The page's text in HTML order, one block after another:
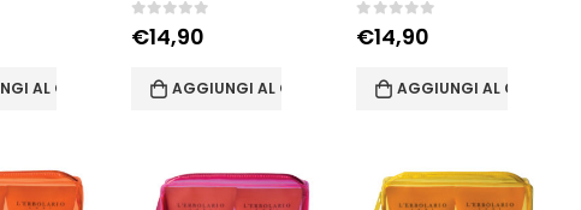
AL CARRELLO
Su 5
€14,90
AGGIUNGI AL CARRELLO
Su 5
€14,90
AGGIUNGI AL CARRELLO